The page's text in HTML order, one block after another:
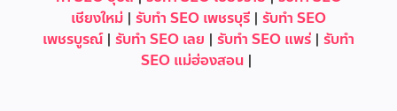
เชียงใหม่ | รับทำ SEO เพชรบุรี | รับทำ SEO
เพชรบูรณ์| รับทำ SEO เลย | รับทำ SEO แพร่ | รับทำ
SEO แม่ฮ่องสอน |